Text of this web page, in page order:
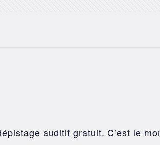
auditif gratuit. C’est le